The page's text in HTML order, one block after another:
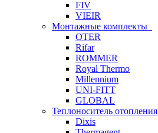
FIV
VIEIR
Монтажные комплекты
OTER
Rifar
ROMMER
Royal Thermo
Millennium
UNI-FITT
GLOBAL
Теплоноситель отопления
Dixis